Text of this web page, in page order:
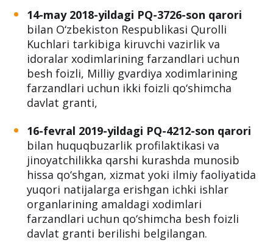
14-may 2018-yildagi PQ-3726-son qarori
bilan O‘zbekiston Respublikasi Qurolli
Kuchlari tarkibiga kiruvchi vazirlik va
idoralar xodimlarining farzandlari uchun
besh foizli, Milliy gvardiya xodimlarining
farzandlari uchun ikki foizli qo‘shimcha
davlat granti,
16-fevral 2019-yildagi PQ-4212-son qarori
bilan huquqbuzarlik profilaktikasi va
jinoyatchilikka qarshi kurashda munosib
hissa qo‘shgan, xizmat yoki ilmiy faoliyatida
yuqori natijalarga erishgan ichki ishlar
organlarining amaldagi xodimlari
farzandlari uchun qo‘shimcha besh foizli
davlat granti berilishi belgilangan.